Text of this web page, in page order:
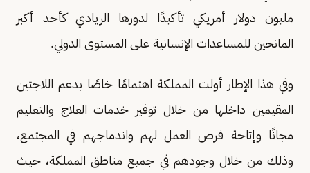
مليون دولار أمريكي تأكيدًا لدورها الريادي كأحد أكبر
المانحين للمساعدات الإنسانية على المستوى الدولي.
وفي هذا الإطار أولت المملكة اهتمامًا خاصًا بدعم اللاجئين
المقيمين داخلها من خلال توفير خدمات العلاج والتعليم
مجانًا وإتاحة فرص العمل لهم واندماجهم في المجتمع،
وذلك من خلال وجودهم في جميع مناطق المملكة، حيث